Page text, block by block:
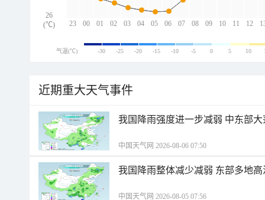
23 00 01 02 03 04 05 06 07 08 09 10 11 12
26
(℃)
气温(℃) -30 -25 -20 -15 -10 -5 0 5 10
近期重大天气事件
我国降雨强度进一步减弱 中东部
中国天气网 2026-08-06 07:50
我国降雨整体减少减弱 东部多地
中国天气网 2026-08-05 07:56